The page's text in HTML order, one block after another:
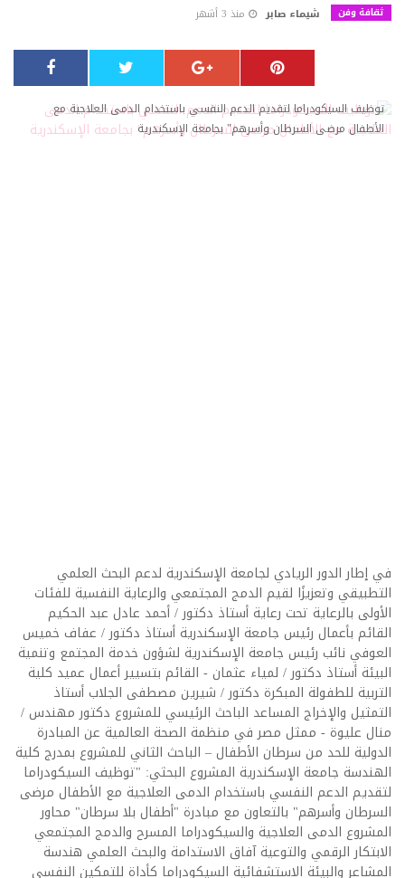
ثقافة وفن شيماء صابر منذ 3 أشهر
توظيف السيكودراما لتقديم الدعم النفسي باستخدام الدمى العلاجية مع
الأطفال مرضى السرطان وأسرهم" بجامعة الإسكندرية
في إطار الدور الريادي لجامعة الإسكندرية لدعم البحث العلمي التطبيقي وتعزيزًا لقيم الدمج المجتمعي والرعاية النفسية للفئات الأولى بالرعاية تحت رعاية أستاذ دكتور / أحمد عادل عبد الحكيم القائم بأعمال رئيس جامعة الإسكندرية أستاذ دكتور / عفاف خميس العوفي نائب رئيس جامعة الإسكندرية لشؤون خدمة المجتمع وتنمية البيئة أستاذ دكتور / لمياء عثمان - القائم بتسيير أعمال عميد كلية التربية للطفولة المبكرة دكتور / شيرين مصطفى الجلاب أستاذ التمثيل والإخراج المساعد الباحث الرئيسي للمشروع دكتور مهندس / منال عليوة - ممثل مصر في منظمة الصحة العالمية عن المبادرة الدولية للحد من سرطان الأطفال – الباحث الثاني للمشروع بمدرج كلية الهندسة جامعة الإسكندرية المشروع البحثي: "توظيف السيكودراما لتقديم الدعم النفسي باستخدام الدمى العلاجية مع الأطفال مرضى السرطان وأسرهم" بالتعاون مع مبادرة "أطفال بلا سرطان" محاور المشروع الدمى العلاجية والسيكودراما المسرح والدمج المجتمعي الابتكار الرقمي والتوعية آفاق الاستدامة والبحث العلمي هندسة المشاعر والبيئة الاستشفائية السيكودراما كأداة للتمكين النفسي المحور التربوي والدمج الأكاديمي الجوانب النفسية والاجتماعية للأسرة الذكاء الاصطناعي في التوعية المحور الفني والجمالي (الدمى) برنامج الملتقى الجلسة الافتتاحية بدأت الجلسة بكلمة الأستاذ الدكتور/ لمياء عثمان: اليومٍ لا نتحدث فيه بلغة الأرقام الجافة فحسب، بل بلغة القلب، والألوان، والخيال.. يومٍ نُعلن فيه أن البحث العلمي ليس حبيس المختبرات، بل هو يدٌ حانية تمتد لتمسح دمعة، وترسم بسمة." "نحن اليوم بصدد افتتاح 'الملتقى العلمي الأول للدمى العلاجية'، هذا الحدث الذي يجسد أرقى صور التوظيف العلمي للفن. من خلال المشروع البحثي الرائد: (توظيف السيكودراما لتقديم الدعم النفسي باستخدام الدمى العلاجية مع الأطفال مرضى السرطان وأسرهم). لقد أدركنا أن الدواء وحده قد يشفي الجسد، لكن 'الأمل' هو ما يحيي الروح. ومن هنا جاءت فكرة 'الدمى العلاجية'؛ تلك الصديقة الصامتة التي تمنح الطفل القوة ليحكي ما يعجز اللسان عن قوله، ولتكون جسراً يعبر عليه صغارنا الأبطال من الألم إلى الأمل، ومن الخوف إلى القوه. بدعمٍ مؤسسي يعكس الدور الريادي للجامعة في المسؤولية المجتمعية والدمج النفسي للفئات الأولى بالرعاية. إننا اليوم لا نطلق مشروعاً فحسب، بل نضع حجر الأساس لثقافة علاجية حديثة، تضع 'الصحة النفسية للطفل المحارب' في مقدمة الأولويات." "ختاماً.. إلى كل طفل يواجه مرضه بابتسامة، نحن هنا من اجلك. باسمكم جميعاً، نعلن افتتاح فعاليات الملتقى العلمي الأول للدمى العلاجية." واضافت أ.م.د/ شيرين الجلاب: ( يأتي مشروعنا توظيف السيكودراما لتقديم الدعم النفسي للأطفال مرضى السرطان وأسرهم. يعبر عن هذا التوجه الإنساني العميق فلم ينطلق من فكرة الترفيه ولا مجرد نشاط ينتهي بانتهاء وقته. لكنه انطلق من إيمان حقيقي بأن الطفل المريض لا يحتاج إلى علاج الجسد فحسب، بل يحتاج أيضاً إلى من يخفف عنه وجع روحه. وأسرته كذلك لا تحتاج إلى إدراك خطة العلاج فحسب بل تحتاج إلى من يحتوي خوفها ويفهم قلقها ويساندها في الطريق. فحين ننظر إلى الطفل المريض نرى حكاية كاملة الأركان، بها طفلاً يتألم وأماً تخاف وتتماسك وأباً يحمل عبء الأزمة ويحاول أن يظل ثابتاً. ومن هنا جاءت السيكودراما لا كوسيلة فنية فحسب، بل وسيلة إنسانية وعلاجية عميقة تمنح الطفل وأسرته مساحة آمنة للتعبير والبوح وإخراج ما بداخلهم من خوف وألم وقلق، لمنحهم فرصة التخلص من تلك الشحنات السلبية والضغوط المؤرقة. لحظات إبداعية منح الطفل فرصة حقيقية ليشرح ألمه ويعبر عنه خلال دمية و مشهد وحكاية فيتكلم ويتنفس ويُخرج ما بداخله دون خوف ودون ضغط. فالمسرح أصبح مساحة شفاء تصبح فيها الدمية صوتاً بديلاً يتكلم نيابة عن الطفل حين تعجز الكلمات. لم تكن السيكودراما وسيلة لنُنسي بها الطفل مرضه، لكن نحاول أن نخفف أثر هذا المرض على روحه، ونساعده أن يرى نفسه بشكل مختلف، لا كطفل أنهكه المرض، بل بطل قادر على المواجهة وقادر على الفرح وقادر على أن يرى نفسه جميلاً وقوياً ومحبوباً رغم كل شيء. كما سعى المشروع لتبني فلسفة فن إدارة الألم ولا نقصد بها تخفيف الألم الجسدي لكنها تعني أن نساعد الطفل على أن يتحمل ألمه بطريقة مدركة واعية، يميز بين الألم السلبي والألم الإيجابي. هدمنا أسطورية المرض، وكشفنا مجاهلة بخامات بسيطة حولنا اللامدرك إلى مدرك وملموس لعبنا وأطلقنا العنان للكلمات والأغاني، وأعلنا أن الطفل هو الأقوى مهما كان التحدي والصعوبات. مشروعنا موجه للأسرة كلها لأننا نؤمن أن دعم الطفل يبدأ من دعم من يحتضنه. فكان للمكان دوره العظيم في مستشفى برج العرب الجامعي بمركز علاج أورام الأطفال هذا المكان الذي لم يكن مجرد مكان للعلاج لكنه كان حضناً إنسانيًا دافئًا احتوى الألم لخوف والأسرة وفتح أبوابه لكل يد تحاول أن تساند وتسعد. وهنا تكمن أهمية عنوان اللقاء فالدعم النفسي والدمج المجتمعي وجهان لعملة واحدة هدفها تحقيق السلام الذي يبنى أولاً داخل الإنسان حين يشعر بالأمان ويجد من يحتوي ألمه ويفهمه حين نخفف الألم عن إنسان فإننا نُسهم في بناء مجتمع أكثر رحمة واتزاناً وإنسانية. وأكدت د.م/ منال عليوة العلاج بالفن مجال من المجالات الإنسانية التي تُعنى بشخصية الإنسان وتعنى أيضا بالصحة النفسية، لأنه يُعبّر من خلاله عن خبراته الدفينة، وانفعالاته المكبوتة. إن ممارسة الفنون تعمل على خلق توازن وتكامل لشخصية الفرد، تُمكنه من التغلّب على الضغوط والصعوبات الحياتية التي تواجهه، ليصل به إلى حالة من الاتزان الانفعالي، والتكيف الاجتماعي، يستطيع بعدها مواصلة حياته. وتعتبر أهمية تحقيق التوازن النفسي لأطفال مرضى السرطان من خلال ممارسة أنشطة فنية علاجية - تجعل الطفل ينساب في تعبيره عما يكمّن دون وعي منه بذلك، ودون خوف وبطريقة غير لفظية وغير مباشرة - تصل بالطفل إلى استعراض صفاته وسماته الشخصية دون أن يدري أنه يفعل ذلك، وينسب ميوله وعواطفه إلى موضوعات البيئة أو إلى أشخاص آخرين في محيطه أو من نسج خياله الإبداعي، وبذلك يكشف الطفل من خلال إسقاطه عن مخاوفه وأنواع الصراعات التي يعانيها وتفاصيلها الدقيقة، والجوانب اللاشعورية الكامنة لديه. التراث الشعبي نبع لا ينتهي، تَربى عليه الأجداد وتناقلته الأجيال، فقد کان الجد يحكي الحكاية المستوحاة من التراث الشعبي للطفل قبل النوم فيزرع في رأسه قيم وعادات وسلوكيات إيجابية من خلال حكايات التراث الشعبي. ونحن الآن نفتش في الموروث الشعبي ونشير إلى أهمية العودة للتراث الشعبي لكي يحاكي لغة الحاضر من خلال تقديمه في المسرح، لما يتمتع به المسرح من جاذبية شديدة لدى الأطفال بشكل عام. وقد أثبتت الدراسات الأكاديمية ظهور العديد من الأمراض النفسية في العصر الحديث لدى الطفل منها الانطواء، والعدوانية، وعدم الثقة بالنفس، مما أثر على سلوك الطفل وارتباطه بالمجتمع، فأصبح يُفضل العزلة ولا تعنيه أية قضية أو أية مشکلة مجتمعية، فضلاً عن حدوث خلل قيمي لدى هؤلاء الأطفال أدى إلى خلق حالة من الرفض المتبادل بينه وبين المجتمع. لذلك لا بد من التدخل لعلاج تلك الظاهرة ومحاولة إعادة أطفالنا للواقع وزرع الانتماء الوطني داخلهم، وتعزيز الهوية لديهم، ولن نجد محتوى أفضل من التراث الحضاري الذي صنعه الأجداد وتربى عليه الأجيال وتم نقله من جيل لجيل، ومن هذا المنطلق والسعي إلى ابتكار برنامج برؤية جديدة وغير مسبوقة في مجال الصحة النفسية بالفنون وبلورة الرؤية حول شکل المسرح الذي ينبغي ترسيخه عربياً، والخروج بشکل ومضمون مسرحي عربي يرتكز على الموروث الحضاري ويؤکد الهوية الوطنية والقومية والإنسانية التي تميز العرب عن سواهم من الأمم، وهذه الدعوة جاءت مصحوبة بالانفتاح على الآخر بوعى ونضج، ومحاولة الإفادة من کافة إنجازاته الإيجابية لتحقيق التقدم وبناء مجتمع إنساني يرتكز على الأخلاق والقيم السامية، فكان لا بد من إعادة استخدام التراث الحضاري وتقديمه من خلال فنون مسرح الطفل من خلال ابتكار طريقة فنية علاجية تفاعلية تطبيقية حيث يتم تصميم وإعداد مسرح فنون الدمى العلاجية ليُلبي هذه الدعوة. ولم يغفل المشروع أهمية الثورة التكنولوجية في استكمال مسيرته وتحقيق أهدافه، على النحو الآتي: 1. استعانة المشروع بخبير في مجال الذكاء الاصطناعي لتقديم معلومات تثقيفية، ومفاهيم توعوية تخدم الفكرة، من خلال تصميم روبوت يُعبر عن شخصيات مُنبثقة من أهداف المشروع وفئاته المستهدفة. 2. إطلاق قناة على اليوتيوب لرفع كافة الفعاليات المُقدمة مع مراعاة خصوصية الأطفال وذويهم في عمليات النشر والتصوير ورفعها على القناة. 3. تقديم بث مباشر على القناة لقاطني المناطق البعيدة عن أماكن الفعاليات وسهولة وصول المعلومة وإمكانية مشاهدتها أكثر من مرة. 4. تصميم أفلام كرتونية قصيرة بشخصيات مبتكرة. أ.د. هاله ابراهيم الجرواني- استاذ صحه الطفل قسم العلوم الاساسيه والعميد الأسبق لكلية التربية للطفولة المبكرة ا.د ماجدة صالح .استاذ مناهج الطفل المتفرغ بكلية التربية للطفولة المبكرة. ???? لوحات فنية: "شمسنا جاية""سرسور المغرور" ???? الجلسة الأولى أ.د. نيلي العطار- الموسيقى ودعم أبطال التحدي أ.م.د. رحاب شرقاوي - تطوير معايير إنتاج الدمى العلاجية د. إستر أنسي- الجوانب النفسية والاجتماعية د. هبة الله موسى- فن تغذية الأبطال ???? مسرحية: "أجمل أطفال" – تقديم أطفال موهوبين من ذوي الاحتياجات الخاصة ???? الجلسة الثانية أ. بسنت حميدة- المحور التربوي والدمج د. لمياء الرشيدي- رعاية الناجين من سرطان الأطفال أ.د. سحر خليل- الرقمنة التفاعلية للدمى والمسرح ???? مسرحية: "جنة الفراشات" – تقديم طالبات كلية التربية للطفولة المبكرة ???? الجلسة الثالثة د. هالة عليوة- استراتيجيات التعلم بعد العلاج د. هند عبد الرسول رحلة أمل – ورشة دعم نفسي د. مروة يوسف- أهمية التبرع بالدم ودوره في رحلة العلاج ???? مسرحية:"سر الجمال" وتم توصيات الملتقى العلمي الأول للدمى العلاجية، يوصي الملتقى بما يلي: ١- تعزيز توظيف الدمى العلاجية بوصفها مدخلًا تربويًا ونفسيًا فاعلًا في دعم الأطفال، خاصة الأطفال المرضى وذوي الاحتياجات الخاصة، لما لها من أثر إيجابي في التعبير الانفعالي والتخفيف من الضغوط النفسية. ٢- إدماج الدمى العلاجية داخل المؤسسات التعليمية والصحية بوصفها أداة داعمة في برامج الدعم النفسي، والدمج المجتمعي، والتأهيل السلوكي والانفعالي للأطفال. ٣- توسيع نطاق استخدام السيكودراما والدراما العلاجية في العمل مع الأطفال داخل المدارس والمستشفيات ومؤسسات الرعاية، لما أثبتته من فاعلية في التمكين النفسي والاجتماعي. ٤- وضع معايير علمية وفنية لإنتاج الدمى العلاجية تضمن ملاءمتها النفسية والتربوية والجمالية للفئات المستهدفة، بما يسهم في رفع جودة الممارسة وتوحيد أسسها التطبيقية. ٥- دعم البحوث العلمية البينية التي تربط بين التربية، وعلم النفس، والفنون، والصحة، لتطوير مداخل مبتكرة في العلاج والدعم النفسي للأطفال. ٦- تفعيل برامج تدريبية متخصصة لإعداد المعلمين، والأخصائيين النفسيين، وأولياء الأمور على استخدام الدمى العلاجية كوسيط للتواصل والدعم النفسي والتربوي. ٧- تعزيز دور الأسرة في العملية العلاجية من خلال التوعية بأساليب الإرشاد الأسري، وتدريب الوالدين على توظيف الدمى في التواصل مع الطفل ودعمه انفعاليًا. ٨- الاهتمام بالأطفال الناجين من الأمراض المزمنة وسرطان الأطفال عبر برامج متابعة نفسية وتربوية مستدامة تسهم في إعادة دمجهم أكاديميًا ومجتمعيًا. ٩- توسيع استخدام الرقمنة التفاعلية في تصميم الدمى والعرائس والوسائط المصاحبة لها، بما يواكب التطور التكنولوجي ويعزز فرص الوصول والتأثير. ١٠- دمج الفنون المساندة مثل الموسيقى، والمسرح، والرسم، والحكي، ضمن برامج الدمى العلاجية، لتعظيم أثرها في تحسين الصحة النفسية وجودة الحياة للأطفال. ١١- تعزيز ثقافة الدمج المجتمعي من خلال المبادرات التوعوية والعروض المسرحية والأنشطة التفاعلية التي تسهم في بناء وعي مجتمعي أكثر دعمًا للأطفال وأسرهم. ١٢- تفع